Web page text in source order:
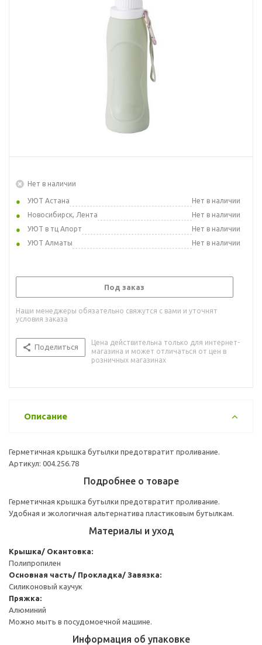
Нет в наличии
УЮТ Астана
Нет в наличии
Новосибирск, Лента
Нет в наличии
УЮТ в тц Апорт
Нет в наличии
УЮТ Алматы
Нет в наличии
Под заказ
Наши менеджеры обязательно свяжутся с вами и уточнят
условия заказа
Поделиться
Цена действительна только для интернет-
магазина и может отличаться от цен в
розничных магазинах
Описание
Герметичная крышка бутылки предотвратит проливание.
Артикул: 004.256.78
Подробнее о товаре
Герметичная крышка бутылки предотвратит проливание.
Удобная и экологичная альтернатива пластиковым бутылкам.
Материалы и уход
Крышка/ Окантовка:
Полипропилен
Основная часть/ Прокладка/ Завязка:
Силиконовый каучук
Пряжка:
Алюминий
Можно мыть в посудомоечной машине.
Информация об упаковке